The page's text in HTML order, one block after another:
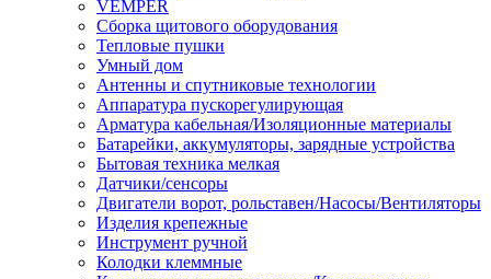
VEMPER
Сборка щитового оборудования
Тепловые пушки
Умный дом
Антенны и спутниковые технологии
Аппаратура пускорегулирующая
Арматура кабельная/Изоляционные материалы
Батарейки, аккумуляторы, зарядные устройства
Бытовая техника мелкая
Датчики/сенсоры
Двигатели ворот, рольставен/Насосы/Вентиляторы
Изделия крепежные
Инструмент ручной
Колодки клеммные